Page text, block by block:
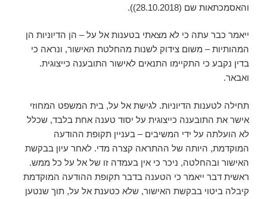
והאסמכתאות שם (28.10.2018)).
ייאמר כבר עתה כי לא מצאתי בטענות אל על – הן הדיוניות הן
המהותיות – משום צידוק לשנות מהחלטת האישור, ונראה כי
בדין נקבע כי התקיימו התנאים לאישור התובענה כייצוגית.
ואבאר.
תחילה לטענות הדיוניות. לגישת אל על, בית המשפט המחוזי
אישר את התובענה כייצוגית על יסוד טענה אחת בלבד, שכלל
לא הועלתה על ידי המשיבים – בעניין תקופת ההודעה
המוקדמת, היותה של ההתראה קצרה מדי. לאחר עיון בבקשת
האישור ובהחלטה, ניכר כי אין בעמדה זו של אל על כל ממש.
ראשית דבר ייאמר כי הטענה בדבר תקופת ההודעה המוקדמת
קיבלה ביטוי בבקשת האישור, שלא כטענת אל על, תוך שנטען